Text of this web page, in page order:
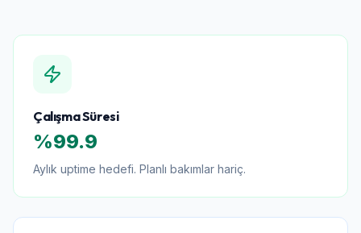
Çalışma Süresi
%99.9
Aylık uptime hedefi. Planlı bakımlar hariç.